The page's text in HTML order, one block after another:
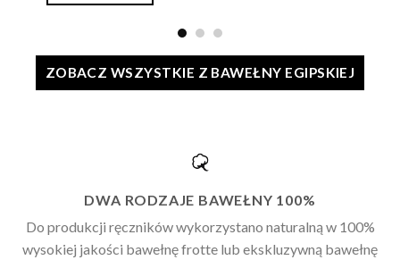
wiele
wariantów.
produktu
wiele
wariantów.
Opcje
ZOBACZ WSZYSTKIE Z BAWEŁNY EGIPSKIEJ
DWA RODZAJE BAWEŁNY 100%
Do produkcji ręczników wykorzystano naturalną w 100%
wysokiej jakości bawełnę frotte lub ekskluzywną bawełnę